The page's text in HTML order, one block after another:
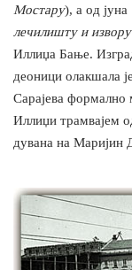
Мостару), а од
лeчилишту и
Иллиџа Бање.
деоници олакшала
Сарајева формално
Иллиџи трамвајем
дувана на Маријин